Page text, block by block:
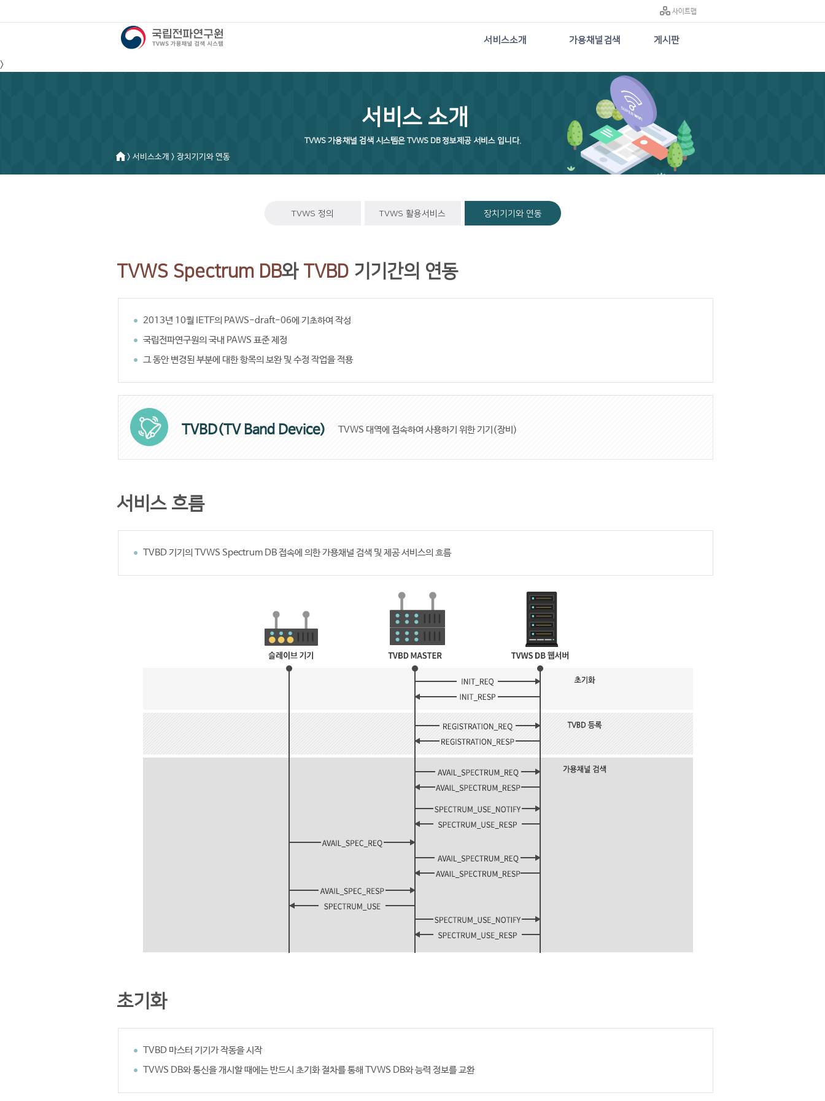
사이트맵
서비스소개 가용채널검색 게시판
>
> 서비스소개 > 장치기기와 연동
서비스 소개
TVWS 가용채널 검색 시스템은 TVWS DB 정보제공 서비스 입니다.
TVWS 정의 TVWS 활용서비스 장치기기와 연동
TVWS Spectrum DB와 TVBD 기기간의 연동
2013년 10월 IETF의 PAWS-draft-06에 기초하여 작성
국립전파연구원의 국내 PAWS 표준 제정
그 동안 변경된 부분에 대한 항목의 보완 및 수정 작업을 적용
TVBD(TV Band Device) TVWS 대역에 접속하여 사용하기 위한 기기(장비)
서비스 흐름
TVBD 기기의 TVWS Spectrum DB 접속에 의한 가용채널 검색 및 제공 서비스의 흐름
초기화
TVBD 마스터 기기가 작동을 시작
TVWS DB와 통신을 개시할 때에는 반드시 초기화 절차를 통해 TVWS DB와 능력 정보를 교환